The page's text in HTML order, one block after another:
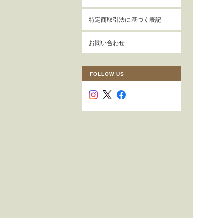
特定商取引法に基づく表記
お問い合わせ
FOLLOW US